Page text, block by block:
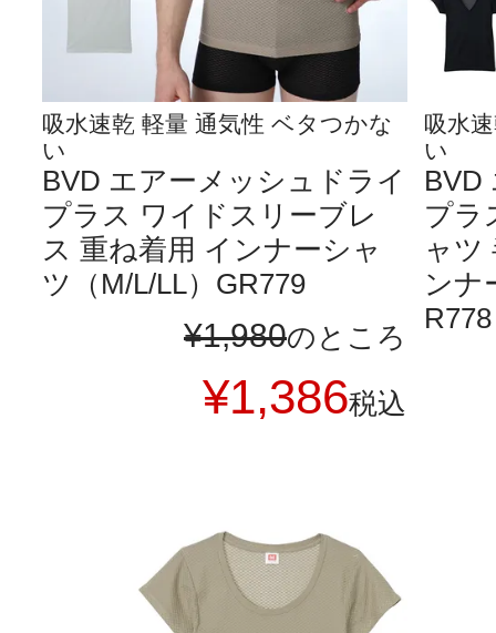
吸水速乾 軽量 通気性 ベタつかな
い
BVD エアーメッシュドライ
プラス ワイドスリーブレ
ス 重ね着用 インナーシャ
ツ（M/L/LL）GR779
¥1,980のところ
¥1,386税込
吸水
い
BVD
プラ
ャツ
ンナ
R778